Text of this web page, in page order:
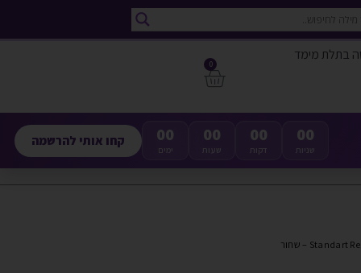
בתלת מימד
0
00
ימים
00
שעות
00
דקות
00
שניות
קחו אותי להרשמה